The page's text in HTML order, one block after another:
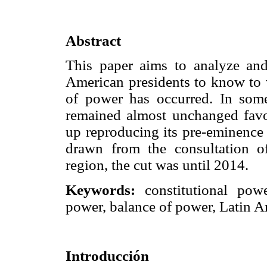
Abstract
This paper aims to analyze
American presidents to know
of power has occurred. In
remained almost unchanged
up reproducing its pre-
drawn from the consultation
region, the cut was until 2014.
Keywords: constitutional
power, balance of power, Latin
Introducción